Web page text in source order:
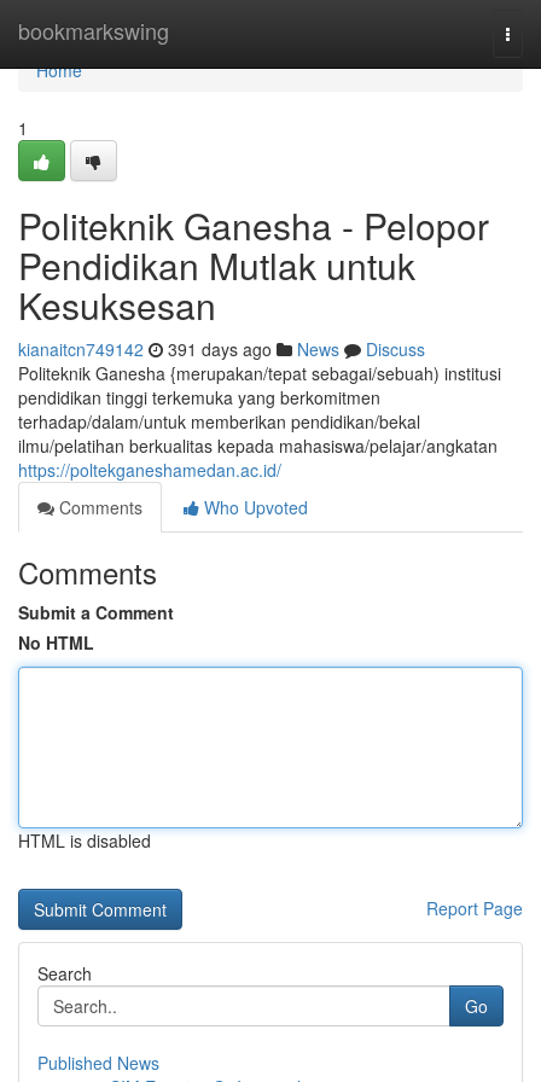
bookmarkswing
Home
Home
1
Politeknik Ganesha - Pelopor
Pendidikan Mutlak untuk
Kesuksesan
kianaitcn749142 391 days ago News
Discuss
Politeknik Ganesha {merupakan/tepat sebagai/sebuah) institusi
pendidikan tinggi terkemuka yang berkomitmen
terhadap/dalam/untuk memberikan pendidikan/bekal
ilmu/pelatihan berkualitas kepada mahasiswa/pelajar/angkatan
https://poltekganeshamedan.ac.id/
Comments
Who Upvoted
Comments
Submit a Comment
No HTML
HTML is disabled
Report Page
Search
Go
Published News